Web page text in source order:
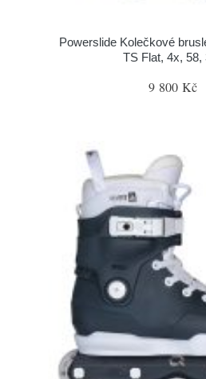
Powerslide Kolečkové
TS Flat, 4x, 58,
9 800 Kč